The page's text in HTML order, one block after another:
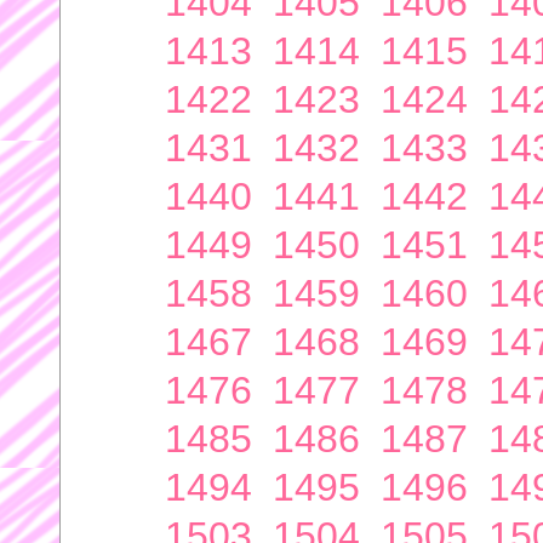
1413 1414 1415
1422 1423 1424
1431 1432 1433
1440 1441 1442
1449 1450 1451
1458 1459 1460
1467 1468 1469
1476 1477 1478
1485 1486 1487
1494 1495 1496